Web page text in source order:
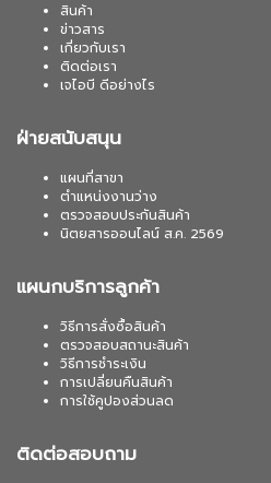
สินค้า
ข่าวสาร
เกี่ยวกับเรา
ติดต่อเรา
เจไอบี ดีอย่างไร
ฝ่ายสนับสนุน
แผนที่สาขา
ตำแหน่งงานว่าง
ตรวจสอบประกันสินค้า
นิตยสารออนไลน์ ส.ค. 2569
แผนกบริการลูกค้า
วิธีการสั่งซื้อสินค้า
ตรวจสอบสถานะสินค้า
วิธีการชำระเงิน
การเปลี่ยนคืนสินค้า
การใช้คูปองส่วนลด
ติดต่อสอบถาม